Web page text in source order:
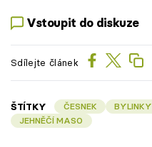
Vstoupit do diskuze
Sdílejte článek
ŠTÍTKY ČESNEK BYLINKY
JEHNĚČÍ MASO